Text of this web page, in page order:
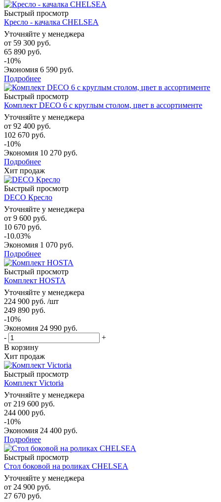
Быстрый просмотр
Кресло - качалка CHELSEA
Уточняйте у менеджера
от 59 300 руб.
65 890 руб.
-10%
Экономия 6 590 руб.
Подробнее
Быстрый просмотр
Комплект DECO 6 с круглым столом, цвет в ассортименте
Уточняйте у менеджера
от 92 400 руб.
102 670 руб.
-10%
Экономия 10 270 руб.
Подробнее
Хит продаж
Быстрый просмотр
DECO Кресло
Уточняйте у менеджера
от 9 600 руб.
10 670 руб.
-10.03%
Экономия 1 070 руб.
Подробнее
Быстрый просмотр
Комплект HOSTA
Уточняйте у менеджера
224 900 руб. /шт
249 890 руб.
-10%
Экономия 24 990 руб.
-
+
В корзину
Хит продаж
Быстрый просмотр
Комплект Victoria
Уточняйте у менеджера
от 219 600 руб.
244 000 руб.
-10%
Экономия 24 400 руб.
Подробнее
Быстрый просмотр
Стол боковой на роликах CHELSEA
Уточняйте у менеджера
от 24 900 руб.
27 670 руб.